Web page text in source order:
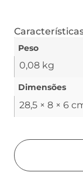
Peso
0,08 kg
Dimensões
28,5 × 8 × 6